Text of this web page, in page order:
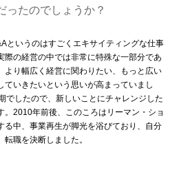
ったのでしょうか？
というのはすごくエキサイティングな仕事
際の経営の中では非常に特殊な一部分であ
より幅広く経営に関わりたい、もっと広い
いきたいという思いが高まっていまし
でしたので、新しいことにチャレンジした
。2010年前後、このころはリーマン・ショ
る中、事業再生が脚光を浴びており、自分
職を決断しました。